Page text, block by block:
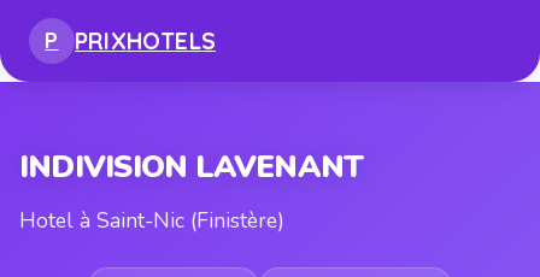
P PRIXHOTELS
INDIVISION LAVENANT
Hotel à Saint-Nic (Finistère)